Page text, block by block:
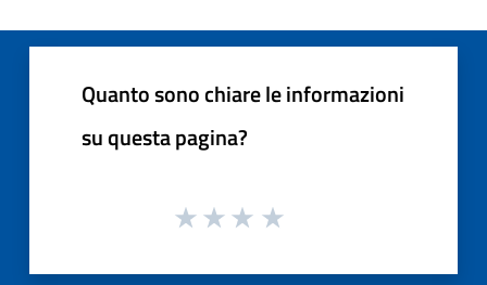
Quanto sono chiare le informazioni
su questa pagina?